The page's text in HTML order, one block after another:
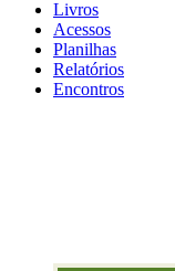
Livros
Acessos
Planilhas
Relatórios
Encontros